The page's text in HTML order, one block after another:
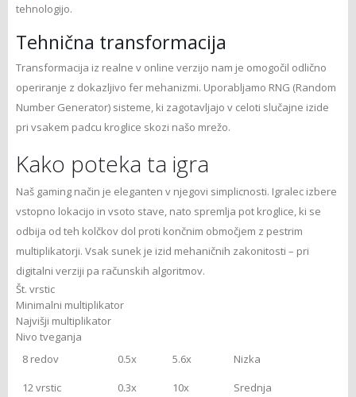
tehnologijo.
Tehničnа transformacija
Transformacija iz realne v online verzijo nam je omogočil odlično
operiranje z dokazljivo fer mehanizmi. Uporabljamo RNG (Random
Number Generator) sisteme, ki zagotavljajo v celoti slučajne izide
pri vsakem padcu kroglice skozi našo mrežo.
Kako poteka ta igra
Naš gaming način je eleganten v njegovi simplicnosti. Igralec izbere
vstopno lokacijo in vsoto stave, nato spremlja pot kroglice, ki se
odbija od teh kolčkov dol proti končnim območjem z pestrim
multiplikatorji. Vsak sunek je izid mehaničnih zakonitosti – pri
digitalni verziji pa računskih algoritmov.
Št. vrstic
Minimalni multiplikator
Najvišji multiplikator
Nivo tveganja
8 redov
0.5x 5.6x
Nizka
12 vrstic
0.3x 10x
Srednja